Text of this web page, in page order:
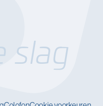
slag